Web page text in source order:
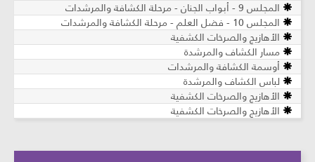
المجلس 9 - أبواب الجنان - مرحلة الكشافة والمرشدات
المجلس 10 - فضل العلم - مرحلة الكشافة والمرشدات
الأهازيج والصرخات الكشفية
مسار الكشاف والمرشدة
أوسمة الكشافة والمرشدات
لباس الكشاف والمرشدة
الأهازيج والصرخات الكشفية
الأهازيج والصرخات الكشفية